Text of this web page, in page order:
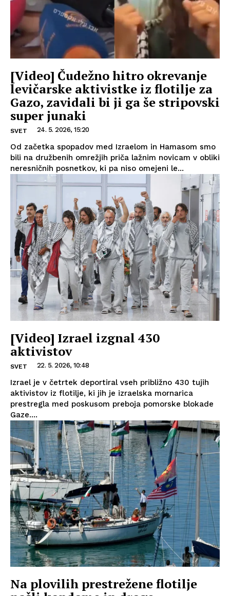
[Video] Čudežno hitro okrevanje
levičarske aktivistke iz flotilje za
Gazo, zavidali bi ji ga še stripovski
super junaki
SVET 24. 5. 2026, 15:20
Od začetka spopadov med Izraelom in Hamasom smo
bili na družbenih omrežjih priča lažnim novicam v obliki
neresničnih posnetkov, ki pa niso omejeni le...
[Video] Izrael izgnal 430
aktivistov
SVET 22. 5. 2026, 10:48
Izrael je v četrtek deportiral vseh približno 430 tujih
aktivistov iz flotilje, ki jih je izraelska mornarica
prestregla med poskusom preboja pomorske blokade
Gaze....
Na plovilih prestrežene flotilje